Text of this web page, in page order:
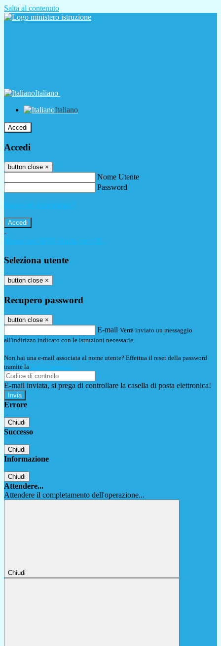
Salta al contenuto
Italiano
Italiano
Accedi
Accedi
button close ×
Nome Utente
Password
Password dimenticata?
-
Entra con SPID
Entra con CIE
Seleziona utente
button close ×
Recupero password
button close ×
E-mail Verrà inviato un messaggio
all'indirizzo indicato con le istruzioni necessarie.
Non hai una e-mail associata al nome utente? Effettua il reset della password
tramite la Login Spaggiari
E-mail inviata, si prega di controllare la casella di posta elettronica!
Errore
Chiudi
Successo
Chiudi
Informazione
Chiudi
Attendere...
Attendere il completamento dell'operazione...
Chiudi